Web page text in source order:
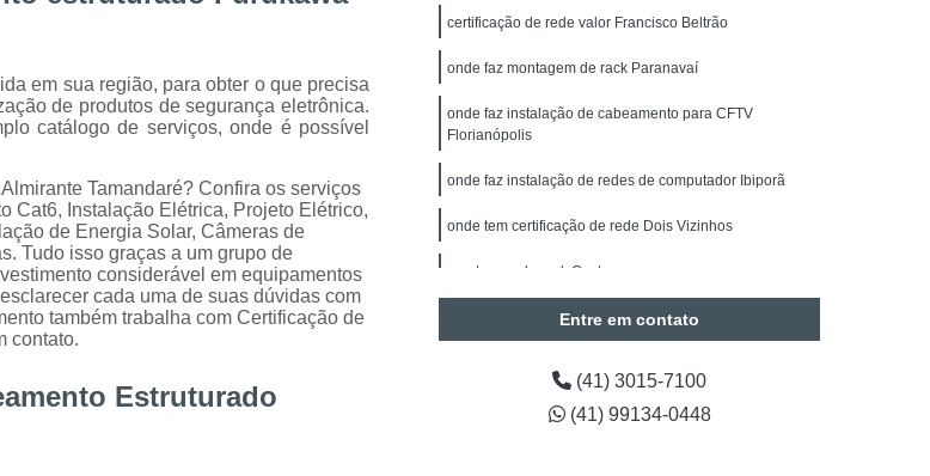
Instalação de Alarme Perimetral
Instalação de Sistemas de Alarmes de Intrusão
de Segurança Eletrônica Curitiba
Manutenção de Segurança Eletrônica Paraná
Câmera para Acompanhamento de Obras
Instalação Câmeras BOSCH
Instalação de Câmera de Segurança
Instalação de Câmera de Segurança Curitiba
Instalação de Câmera de Segurança Paraná
Instalação de Câmeras Axis
Instalação de Câmeras Intelbras
Instalação de Sistema de Análise de Vídeo
Instalação e Configuração de Sistema para Contagem de Pessoas
Desenvolvimento de Projetos em Automação
Desenvolvimento de Projetos em Automação Curitiba
em sua região, para obter o que precisa
de produtos de segurança eletrônica.
catálogo de serviços, onde é possível
Tamandaré? Confira os serviços
Cat6, Instalação Elétrica, Projeto Elétrico,
de Energia Solar, Câmeras de
Tudo isso graças a um grupo de
considerável em equipamentos
cada uma de suas dúvidas com
também trabalha com Certificação de
contato.
Estruturado
certificação de rede valor Francisco Beltrão
onde faz montagem de rack Paranavaí
onde faz instalação de cabeamento para CFTV
Florianópolis
onde faz instalação de redes de computador Ibiporã
onde tem certificação de rede Dois Vizinhos
montagem de rack Castro
Entre em contato
(41) 3015-7100
(41) 99134-0448